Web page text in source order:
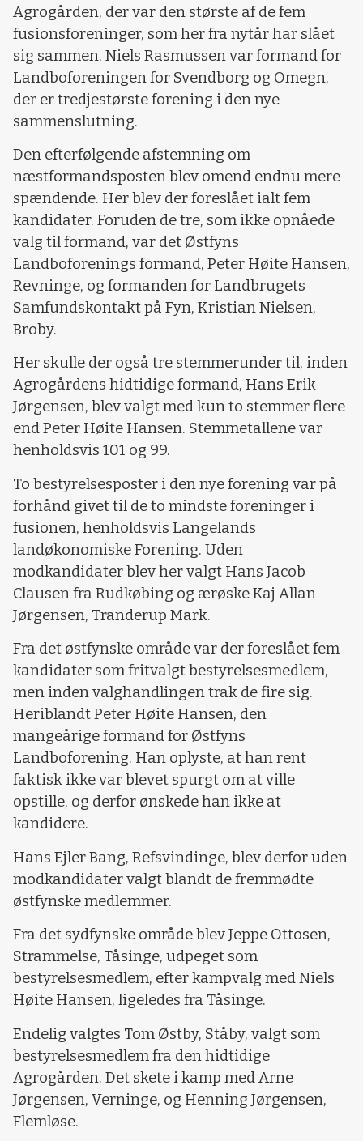
Agrogården, der var den største af de fem
fusionsforeninger, som her fra nytår har slået
sig sammen. Niels Rasmussen var formand for
Landboforeningen for Svendborg og Omegn,
der er tredjestørste forening i den nye
sammenslutning.
Den efterfølgende afstemning om
næstformandsposten blev omend endnu mere
spændende. Her blev der foreslået ialt fem
kandidater. Foruden de tre, som ikke opnåede
valg til formand, var det Østfyns
Landboforenings formand, Peter Høite Hansen,
Revninge, og formanden for Landbrugets
Samfundskontakt på Fyn, Kristian Nielsen,
Broby.
Her skulle der også tre stemmerunder til, inden
Agrogårdens hidtidige formand, Hans Erik
Jørgensen, blev valgt med kun to stemmer flere
end Peter Høite Hansen. Stemmetallene var
henholdsvis 101 og 99.
To bestyrelsesposter i den nye forening var på
forhånd givet til de to mindste foreninger i
fusionen, henholdsvis Langelands
landøkonomiske Forening. Uden
modkandidater blev her valgt Hans Jacob
Clausen fra Rudkøbing og ærøske Kaj Allan
Jørgensen, Tranderup Mark.
Fra det østfynske område var der foreslået fem
kandidater som fritvalgt bestyrelsesmedlem,
men inden valghandlingen trak de fire sig.
Heriblandt Peter Høite Hansen, den
mangeårige formand for Østfyns
Landboforening. Han oplyste, at han rent
faktisk ikke var blevet spurgt om at ville
opstille, og derfor ønskede han ikke at
kandidere.
Hans Ejler Bang, Refsvindinge, blev derfor uden
modkandidater valgt blandt de fremmødte
østfynske medlemmer.
Fra det sydfynske område blev Jeppe Ottosen,
Strammelse, Tåsinge, udpeget som
bestyrelsesmedlem, efter kampvalg med Niels
Høite Hansen, ligeledes fra Tåsinge.
Endelig valgtes Tom Østby, Ståby, valgt som
bestyrelsesmedlem fra den hidtidige
Agrogården. Det skete i kamp med Arne
Jørgensen, Verninge, og Henning Jørgensen,
Flemløse.